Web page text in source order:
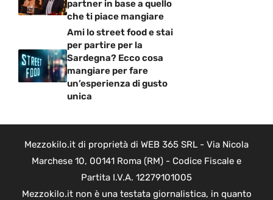
partner in base a quello
che ti piace mangiare
Ami lo street food e stai
per partire per la
Sardegna? Ecco cosa
mangiare per fare
un’esperienza di gusto
unica
Mezzokilo.it di proprietà di WEB 365 SRL - Via Nicola
Marchese 10, 00141 Roma (RM) - Codice Fiscale e
Partita I.V.A. 12279101005
Mezzokilo.it non è una testata giornalistica, in quanto